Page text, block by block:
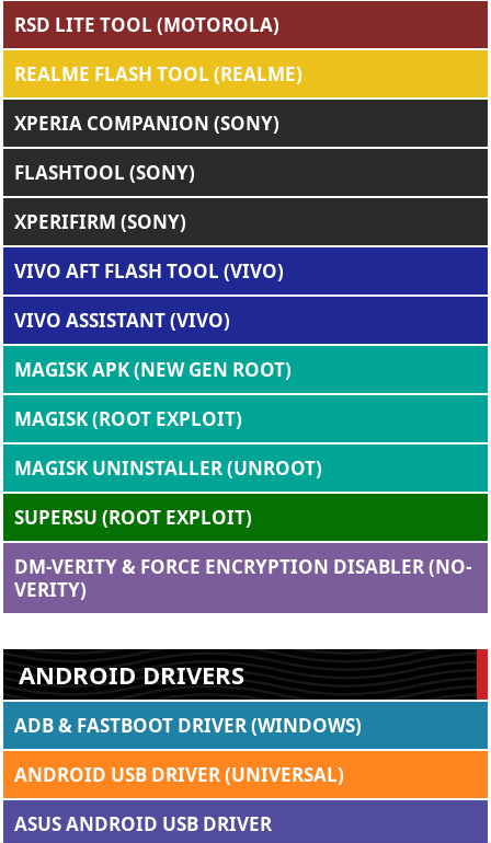
RSD LITE TOOL (MOTOROLA)
REALME FLASH TOOL (REALME)
XPERIA COMPANION (SONY)
FLASHTOOL (SONY)
XPERIFIRM (SONY)
VIVO AFT FLASH TOOL (VIVO)
VIVO ASSISTANT (VIVO)
MAGISK APK (NEW GEN ROOT)
MAGISK (ROOT EXPLOIT)
MAGISK UNINSTALLER (UNROOT)
SUPERSU (ROOT EXPLOIT)
DM-VERITY & FORCE ENCRYPTION DISABLER (NO-
VERITY)
ANDROID DRIVERS
ADB & FASTBOOT DRIVER (WINDOWS)
ANDROID USB DRIVER (UNIVERSAL)
ASUS ANDROID USB DRIVER